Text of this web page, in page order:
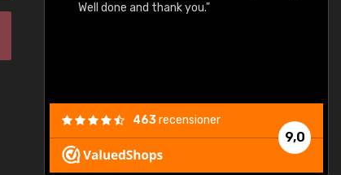
Well done and thank you."
9,0
463recensioner